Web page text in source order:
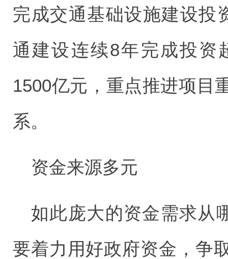
完成交通基础设施建设投
通建设连续8年完成投资
1500亿元，重点推进项目
系。
资金来源多元
如此庞大的资金需求从
要着力用好政府资金，争